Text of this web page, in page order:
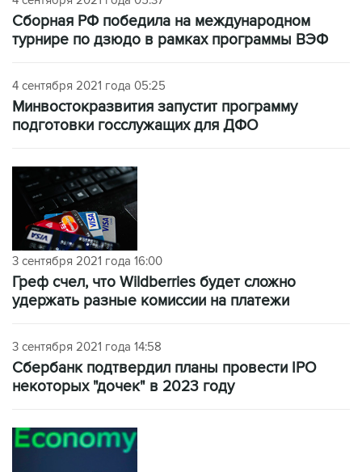
Сборная РФ победила на международном
турнире по дзюдо в рамках программы ВЭФ
4 сентября 2021 года 05:25
Минвостокразвития запустит программу
подготовки госслужащих для ДФО
3 сентября 2021 года 16:00
Греф счел, что Wildberries будет сложно
удержать разные комиссии на платежи
3 сентября 2021 года 14:58
Сбербанк подтвердил планы провести IPO
некоторых "дочек" в 2023 году